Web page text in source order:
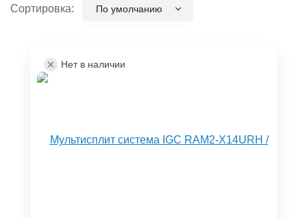
Сортировка: По умолчанию
Нет в наличии